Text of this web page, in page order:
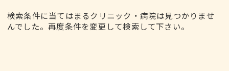
検索条件に当てはまるクリニック・病院は見つかりませ
んでした。再度条件を変更して検索して下さい。